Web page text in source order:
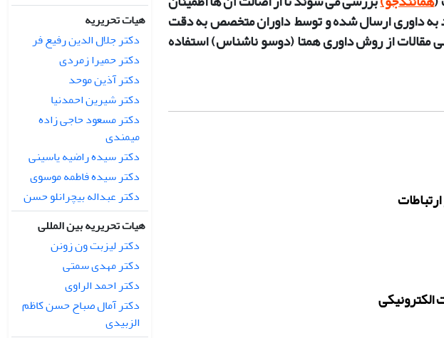
به داوری ارسال شده و توسط داوران متخصص به دقت
مقالات از روش داوری همتا (دوسو ناشناس) استفاده
هیات تحریریه
دکتر جلال الدین رفیع فر
دکتر حمیرا زمردی
دکتر آذین موحد
دکتر شیرین احمدنیا
دکتر مسعود حاجی زاده
میمندی
دکتر سیده راضیه یاسینی
دکتر سیده فاطمه موسوی
دکتر عبداله بیچرانلو حسن
هیات تحریریه بین المللی
دکتر لیزبت ون زونن
دکتر مهدی سمتی
دکتر احمد الراوی
دکتر آمال صباح حسن کاظم
الزبیدی